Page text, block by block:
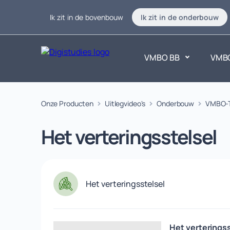
Ik zit in de bovenbouw Ik zit in de onderbouw
VMBO BB
Exacte vakken
Onze Producten Uitlegvideo's Onderbouw VMBO-
Het verteringsstelsel
Het verteringsstelsel
Het